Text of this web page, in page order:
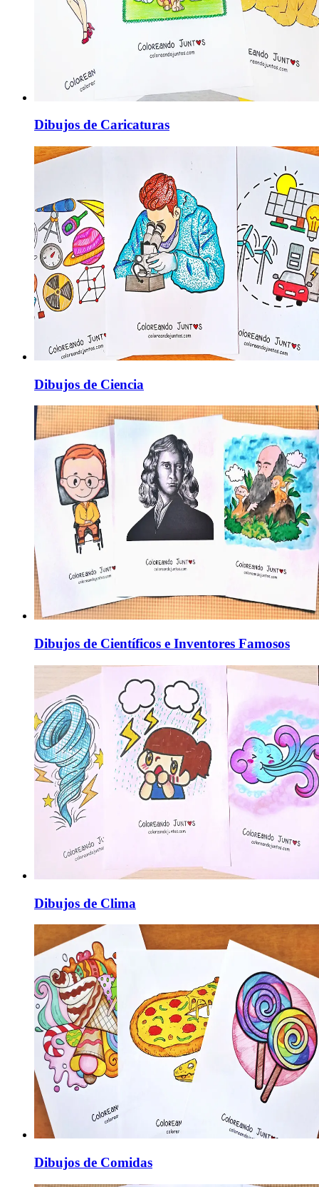
Dibujos de Caricaturas
Dibujos de Ciencia
Dibujos de Científicos e Inventores Famosos
Dibujos de Clima
Dibujos de Comidas